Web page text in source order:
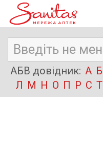
АБВ довідник: А Б
Л М Н О П Р С Т